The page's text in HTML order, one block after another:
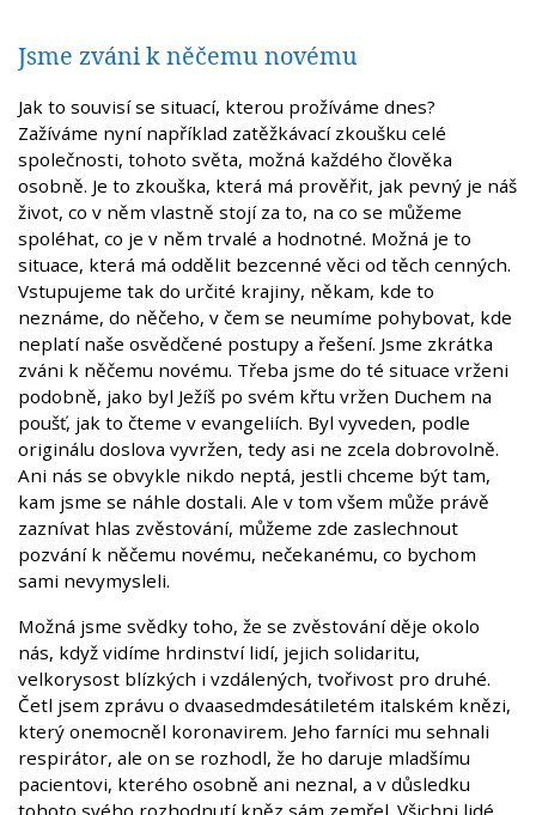
Jsme zváni k něčemu novému
Jak to souvisí se situací, kterou prožíváme dnes?
Zažíváme nyní například zatěžkávací zkoušku celé
společnosti, tohoto světa, možná každého člověka
osobně. Je to zkouška, která má prověřit, jak pevný je náš
život, co v něm vlastně stojí za to, na co se můžeme
spoléhat, co je v něm trvalé a hodnotné. Možná je to
situace, která má oddělit bezcenné věci od těch cenných.
Vstupujeme tak do určité krajiny, někam, kde to
neznáme, do něčeho, v čem se neumíme pohybovat, kde
neplatí naše osvědčené postupy a řešení. Jsme zkrátka
zváni k něčemu novému. Třeba jsme do té situace vrženi
podobně, jako byl Ježíš po svém křtu vržen Duchem na
poušť, jak to čteme v evangeliích. Byl vyveden, podle
originálu doslova vyvržen, tedy asi ne zcela dobrovolně.
Ani nás se obvykle nikdo neptá, jestli chceme být tam,
kam jsme se náhle dostali. Ale v tom všem může právě
zaznívat hlas zvěstování, můžeme zde zaslechnout
pozvání k něčemu novému, nečekanému, co bychom
sami nevymysleli.
Možná jsme svědky toho, že se zvěstování děje okolo
nás, když vidíme hrdinství lidí, jejich solidaritu,
velkorysost blízkých i vzdálených, tvořivost pro druhé.
Četl jsem zprávu o dvaasedmdesátiletém italském knězi,
který onemocněl koronavirem. Jeho farníci mu sehnali
respirátor, ale on se rozhodl, že ho daruje mladšímu
pacientovi, kterého osobně ani neznal, a v důsledku
tohoto svého rozhodnutí kněz sám zemřel. Všichni lidé,